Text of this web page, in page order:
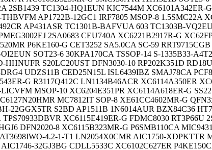
2SB1439 TC1304-HQ1EUN KIC7544M XC6101A342ER-
AP1722B-12GC1 IRF7805 MSOP-8 1.5SMC22A
AP431ASR TC1301B-BAFVUA 603 TC1303B-
2SA0683 CEU740A XC6221B2917R-G
P6KE160-G CET3252 SA5.0CA SC-59
SOT23-6 30KPA170CA TSSOP-14 S-1335B33-
HHNUFR S20LC20UST DFN3030-10 RP202K351D
UDZS11B CED25N15L ISL6439IBZ SMAJ78CA
G R3117Q412C LN1134B46ACR XC6114A350ER
MSOP-10 XC6204E351PR XC6114A618ER-G
MC7812IT SOP-8 XE61CC4602MR-G
22GGX5TR S2BD AP1511B 1N6014AUR BZX84C36
XC6115E419ER-G FDMC8030 RT3P66U
DFN2020-8 XC6115B323MR-G P6SMB110CA
4.2-1-T1 LN2054X0CMR AIC1750-XDPKTTR
32GJ3BG CDLL5533C XC6102C627ER